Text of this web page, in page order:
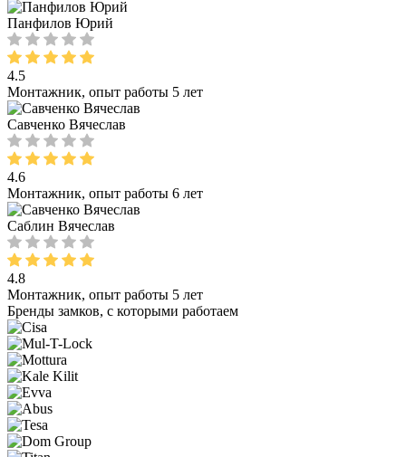
Панфилов Юрий
4.5
Монтажник, опыт работы 5 лет
Савченко Вячеслав
4.6
Монтажник, опыт работы 6 лет
Саблин Вячеслав
4.8
Монтажник, опыт работы 5 лет
Бренды замков, с которыми работаем